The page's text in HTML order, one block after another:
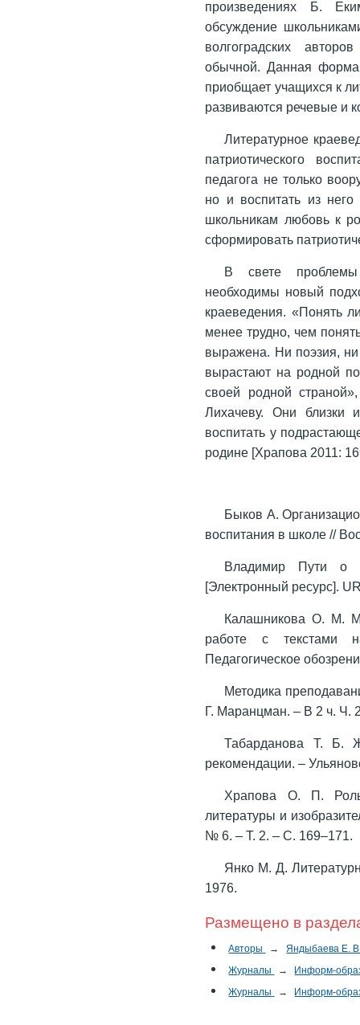
произведениях Б.
обсуждение
волгоградских
обычной. Данная форма
приобщает учащихся к
развиваются речевые и
Литературное
патриотического
педагога не только
но и воспитать из
школьникам любовь к
сформировать
В свете проблемы
необходимы новый
краеведения. «Понять
менее трудно, чем
выражена. Ни поэзия,
вырастают на родной
своей родной
Лихачеву. Они близки
воспитать у
родине [Храпова 2011:
Быков А.
воспитания в школе //
Владимир Пути о
[Электронный ресурс].
Калашникова О. М.
работе с текстами
Педагогическое
Методика
Г. Маранцман. – В 2 ч. Ч.
Табарданова Т. Б.
рекомендации. –
Храпова О. П. Роль
литературы и
№ 6. – Т. 2. – С. 169–171.
Янко М. Д.
1976.
Размещено в
Авторы →
Яндыбаева Е.
Журналы
→
Информ-
Журналы
→ Информ-